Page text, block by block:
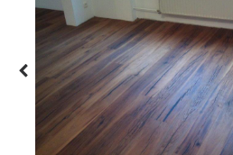
Zurück